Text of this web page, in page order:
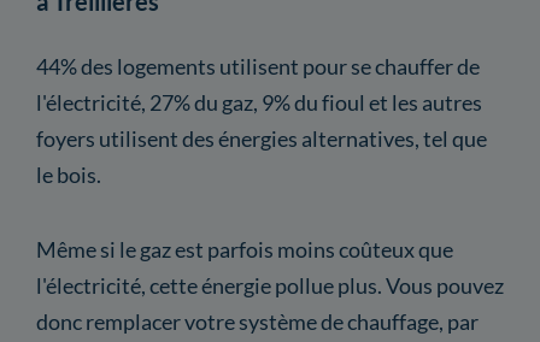
44% des logements utilisent pour se chauffer de
l'électricité, 27% du gaz, 9% du fioul et les autres
foyers utilisent des énergies alternatives, tel que
le bois.
Même si le gaz est parfois moins coûteux que
l'électricité, cette énergie pollue plus. Vous pouvez
donc remplacer votre système de chauffage, par